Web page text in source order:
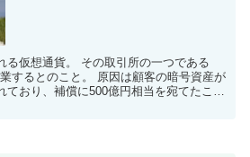
る仮想通貨。 その取引所の一つである
するとのこと。 原因は顧客の暗号資産が
おり、補償に500億円相当を宛てたこと